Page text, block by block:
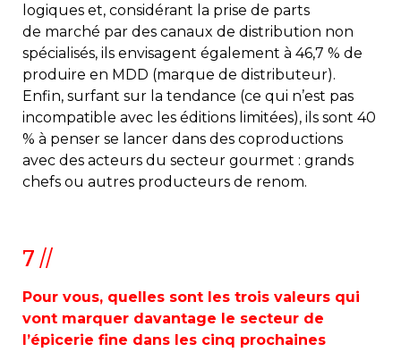
logiques et, considérant la prise de parts
de marché par des canaux de distribution non
spécialisés, ils envisagent également à 46,7 % de
produire en MDD (marque de distributeur).
Enfin, surfant sur la tendance (ce qui n’est pas
incompatible avec les éditions limitées), ils sont 40
% à penser se lancer dans des coproductions
avec des acteurs du secteur gourmet : grands
chefs ou autres producteurs de renom.
7 //
Pour vous, quelles sont les trois valeurs qui
vont marquer davantage le secteur de
l’épicerie fine dans les cinq prochaines